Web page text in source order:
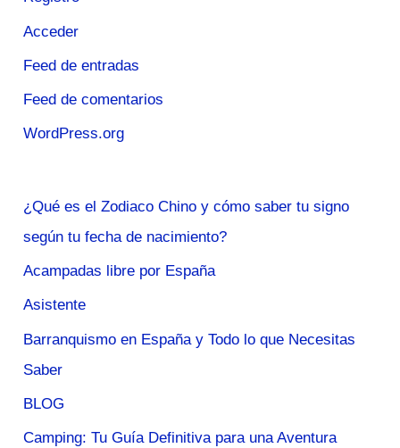
Acceder
Feed de entradas
Feed de comentarios
WordPress.org
¿Qué es el Zodiaco Chino y cómo saber tu signo
según tu fecha de nacimiento?
Acampadas libre por España
Asistente
Barranquismo en España y Todo lo que Necesitas
Saber
BLOG
Camping: Tu Guía Definitiva para una Aventura